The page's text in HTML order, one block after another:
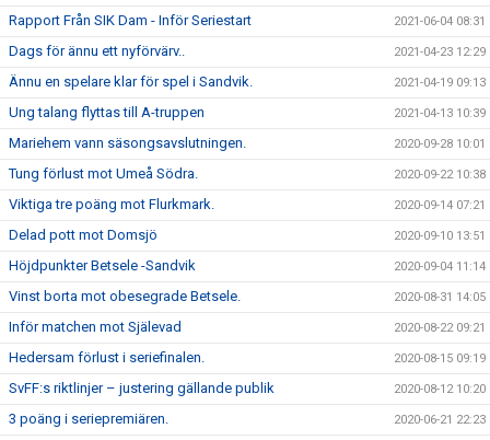
Rapport Från SIK Dam - Inför Seriestart 2021-06-04 08:31
Dags för ännu ett nyförvärv.. 2021-04-23 12:29
Ännu en spelare klar för spel i Sandvik. 2021-04-19 09:13
Ung talang flyttas till A-truppen 2021-04-13 10:39
Mariehem vann säsongsavslutningen. 2020-09-28 10:01
Tung förlust mot Umeå Södra. 2020-09-22 10:38
Viktiga tre poäng mot Flurkmark. 2020-09-14 07:21
Delad pott mot Domsjö 2020-09-10 13:51
Höjdpunkter Betsele -Sandvik 2020-09-04 11:14
Vinst borta mot obesegrade Betsele. 2020-08-31 14:05
Inför matchen mot Själevad 2020-08-22 09:21
Hedersam förlust i seriefinalen. 2020-08-15 09:19
SvFF:s riktlinjer – justering gällande publik 2020-08-12 10:20
3 poäng i seriepremiären. 2020-06-21 22:23